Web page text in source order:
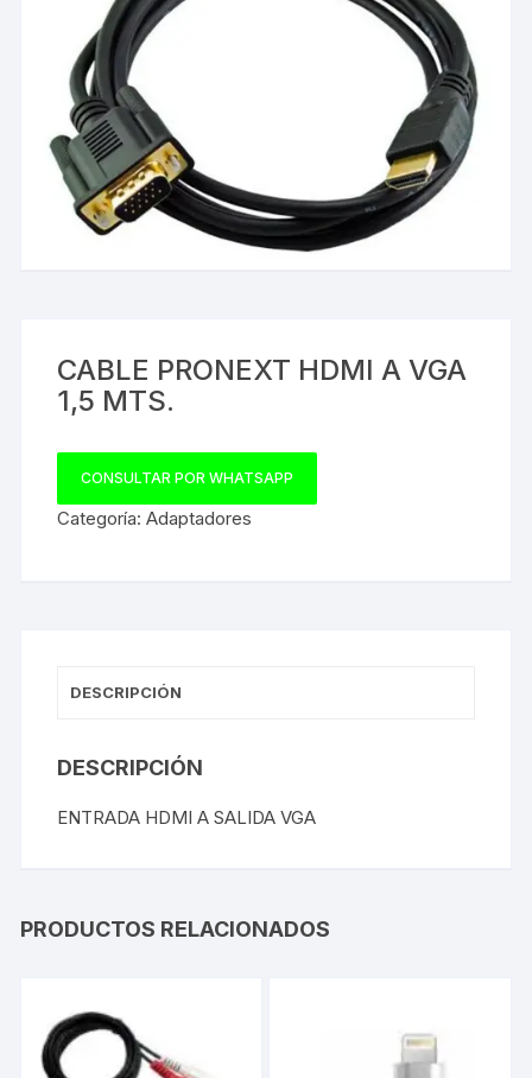
CABLE PRONEXT HDMI A VGA
1,5 MTS.
CONSULTAR POR WHATSAPP
Categoría:Adaptadores
DESCRIPCIÓN
DESCRIPCIÓN
ENTRADA HDMI A SALIDA VGA
PRODUCTOS RELACIONADOS